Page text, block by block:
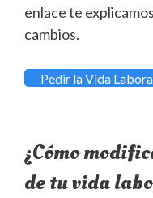
enlace te
cambios.
Pedir la Vida
¿Cómo
de tu vida